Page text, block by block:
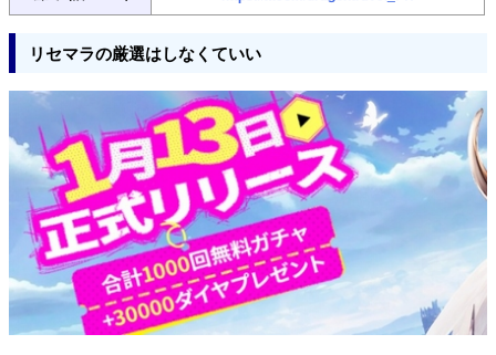
リセマラの厳選はしなくていい